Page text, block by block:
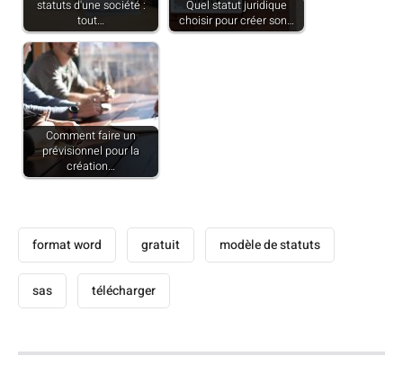
statuts d'une société :
tout…
Quel statut juridique
choisir pour créer son…
Comment faire un
prévisionnel pour la
création…
format word gratuit modèle de statuts
sas télécharger